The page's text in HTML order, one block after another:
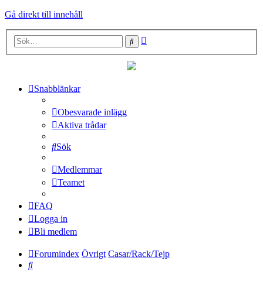
Gå direkt till innehåll
Sök
Snabblänkar
Obesvarade inlägg
Aktiva trådar
Sök
Medlemmar
Teamet
FAQ
Logga in
Bli medlem
Forumindex Övrigt Casar/Rack/Tejp
Sök